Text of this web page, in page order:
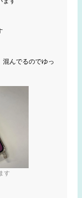
んでるのでゆっ
す